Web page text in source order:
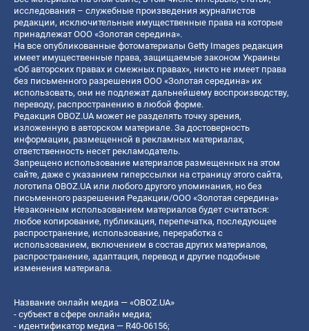
исследования – служебные произведения журналистов
редакции, исключительные имущественные права на которые
принадлежат ООО «Золотая середина».
На все опубликованные фотоматериалы Getty Images редакция
имеет имущественные права, защищаемые законом Украины
«Об авторских правах и смежных правах», никто не имеет права
без письменного разрешения ООО «Золотая середина» их
использовать, они не подлежат дальнейшему воспроизводству,
переводу, распространению в любой форме.
Редакция OBOZ.UA может не разделять точку зрения,
изложенную в авторском материале. За достоверность
информации, размещенной в рекламных материалах,
ответственность несет рекламодатель.
Запрещено использование материалов размещенных на этом
сайте, даже с указанием гиперссылки на страницу этого сайта,
логотипа OBOZ.UA или любого другого упоминания, но без
письменного разрешения Редакции/ООО «Золотая середина»
Незаконным использованием материалов будет считаться:
любое копирование, публикация, перепечатка, последующее
распространение, использование, переработка с
использованием, включением в состав других материалов,
распространение, адаптация, перевод и другие подобные
изменения материала.
Название онлайн медиа — «OBOZ.UA»
- субъект в сфере онлайн медиа;
- идентификатор медиа — R40-06156;